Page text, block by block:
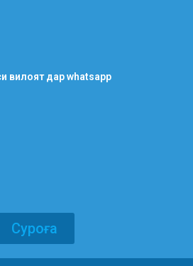
вилоят дар whatsapp
Суроға